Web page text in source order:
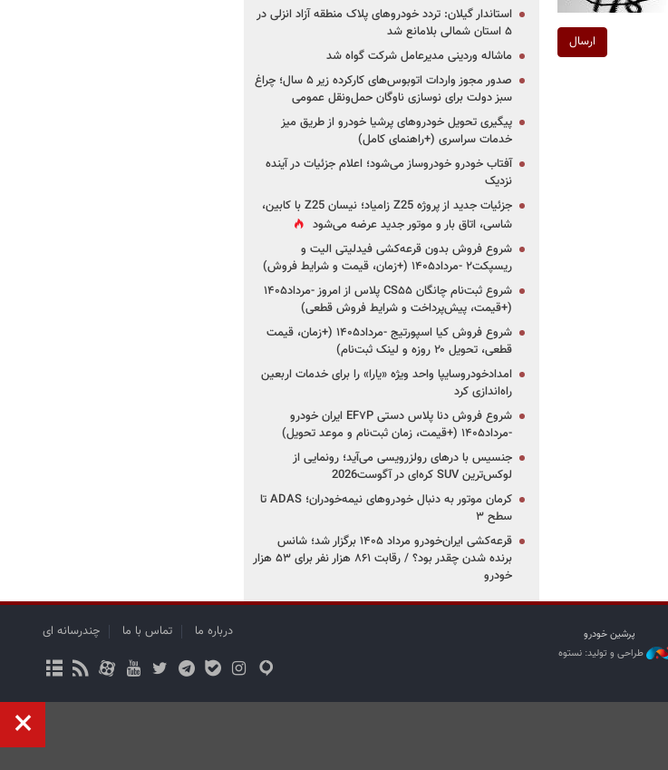
ارسال
استاندار گیلان: تردد خودروهای پلاک منطقه آزاد انزلی در
۵ استان شمالی بلامانع شد
ماشاله وردینی مدیرعامل شرکت گواه شد
صدور مجوز واردات اتوبوس‌های کارکرده زیر ۵ سال؛ چراغ
سبز دولت برای نوسازی ناوگان حمل‌ونقل عمومی
پیگیری تحویل خودروهای پرشیا خودرو از طریق میز
خدمات سراسری (+راهنمای کامل)
آفتاب خودرو خودروساز می‌شود؛ اعلام جزئیات در آینده
نزدیک
جزئیات جدید از پروژه Z25 زامیاد؛ نیسان Z25 با کابین،
شاسی، اتاق بار و موتور جدید عرضه می‌شود
شروع فروش بدون قرعه‌کشی فیدلیتی الیت و
ریسپکت۲ -مرداد۱۴۰۵ (+زمان، قیمت و شرایط فروش)
شروع ثبت‌نام چانگان CS۵۵ پلاس از امروز -مرداد۱۴۰۵
(+قیمت، پیش‌پرداخت و شرایط فروش قطعی)
شروع فروش کیا اسپورتیج -مرداد۱۴۰۵ (+زمان، قیمت
قطعی، تحویل ۲۰ روزه و لینک ثبت‌نام)
امدادخودروسایپا واحد ویژه «یارا» را برای خدمات اربعین
راه‌اندازی کرد
شروع فروش دنا پلاس دستی EF۷P ایران خودرو
-مرداد۱۴۰۵ (+قیمت، زمان ثبت‌نام و موعد تحویل)
جنسیس با درهای رولزرویسی می‌آید؛ رونمایی از
لوکس‌ترین SUV کره‌ای در آگوست2026
کرمان موتور به دنبال خودروهای نیمه‌خودران؛ ADAS تا
سطح ۳
قرعه‌کشی ایران‌خودرو مرداد ۱۴۰۵ برگزار شد؛ شانس
برنده شدن چقدر بود؟ / رقابت ۸۶۱ هزار نفر برای ۵۳ هزار
خودرو
پرشین خودرو
طراحی و تولید: نستوه
درباره ما تماس با ما چندرسانه ای